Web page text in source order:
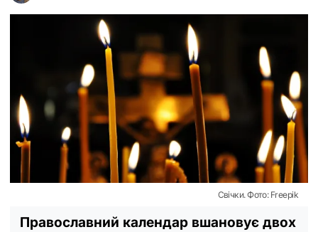
Свічки. Фото: Freepik
Православний календар вшановує двох